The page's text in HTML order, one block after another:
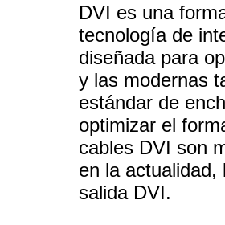
DVI es una
tecnología de
diseñada para
y las modernas
estándar de
optimizar el
cables DVI son
en la
salida DVI.